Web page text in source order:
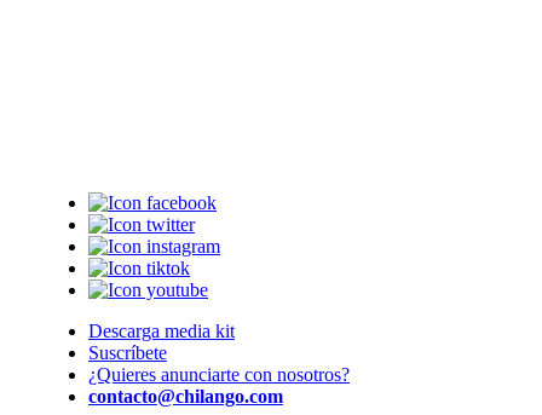
Descarga media kit
Suscríbete
¿Quieres anunciarte con nosotros?
contacto@chilango.com